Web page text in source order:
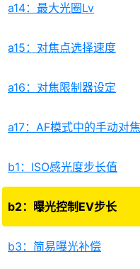
a14：最大光圈Lv
a15：对焦点选择速度
a16：对焦限制器设定
a17：AF模式中的手动对
b1：ISO感光度步长值
b2：曝光控制EV步长
b3：简易曝光补偿